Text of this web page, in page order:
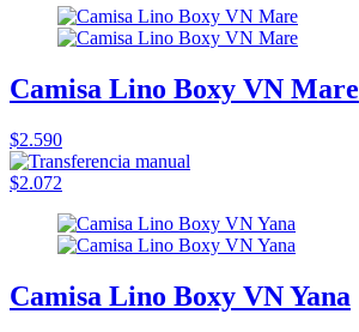
Camisa Lino Boxy VN Mare
$2.590
$2.072
Camisa Lino Boxy VN Yana